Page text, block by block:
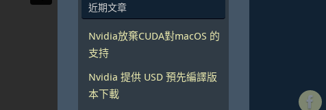
近期文章
Nvidia放棄CUDA對macOS 的
支持
Nvidia 提供 USD 預先編譯版
本下載